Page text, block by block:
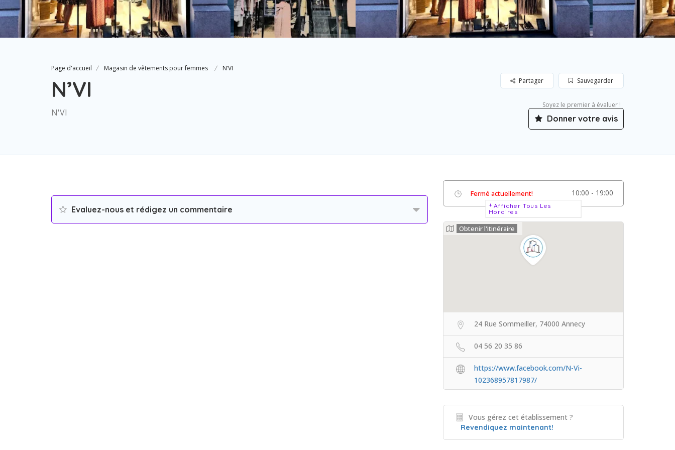
Page d'accueil Magasin de vêtements pour femmes N’VI
N’VI
N'VI
Sauvegarder
Partager
Soyez le premier à évaluer !
Donner votre avis
Evaluez-nous et rédigez un commentaire
Fermé actuellement! 10:00 - 19:00
Afficher Tous Les
Horaires
Obtenir l'itinéraire
24 Rue Sommeiller, 74000 Annecy
04 56 20 35 86
https://www.facebook.com/N-Vi-
102368957817987/
Vous gérez cet établissement ?
Revendiquez maintenant!